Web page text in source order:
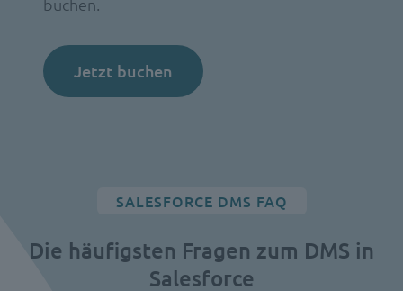
buchen.
Jetzt buchen
SALESFORCE DMS FAQ
Die häufigsten Fragen zum DMS in
Salesforce